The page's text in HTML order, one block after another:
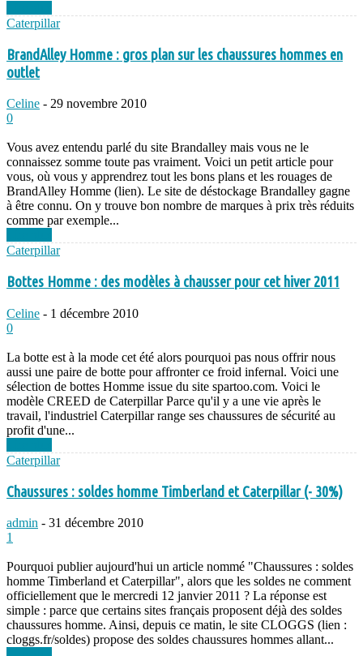
Caterpillar
BrandAlley Homme : gros plan sur les chaussures hommes en
outlet
Celine - 29 novembre 2010
0
Vous avez entendu parlé du site Brandalley mais vous ne le
connaissez somme toute pas vraiment. Voici un petit article pour
vous, où vous y apprendrez tout les bons plans et les rouages de
BrandAlley Homme (lien). Le site de déstockage Brandalley gagne
à être connu. On y trouve bon nombre de marques à prix très réduits
comme par exemple...
Caterpillar
Bottes Homme : des modèles à chausser pour cet hiver 2011
Celine - 1 décembre 2010
0
La botte est à la mode cet été alors pourquoi pas nous offrir nous
aussi une paire de botte pour affronter ce froid infernal. Voici une
sélection de bottes Homme issue du site spartoo.com. Voici le
modèle CREED de Caterpillar Parce qu'il y a une vie après le
travail, l'industriel Caterpillar range ses chaussures de sécurité au
profit d'une...
Caterpillar
Chaussures : soldes homme Timberland et Caterpillar (- 30%)
admin - 31 décembre 2010
1
Pourquoi publier aujourd'hui un article nommé "Chaussures : soldes
homme Timberland et Caterpillar", alors que les soldes ne comment
officiellement que le mercredi 12 janvier 2011 ? La réponse est
simple : parce que certains sites français proposent déjà des soldes
chaussures homme. Ainsi, depuis ce matin, le site CLOGGS (lien :
cloggs.fr/soldes) propose des soldes chaussures hommes allant...